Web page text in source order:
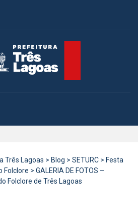
Três Lagoas > Blog > SETURC > Festa
Folclore > GALERIA DE FOTOS –
Folclore de Três Lagoas